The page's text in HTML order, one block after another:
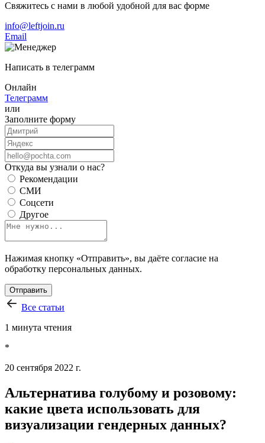
Свяжитесь с нами в любой удобной для вас форме
info@leftjoin.ru
Email
Написать в телеграмм
Онлайн
Телеграмм
или
Заполните форму
Откуда вы узнали о нас?
Рекомендации
СМИ
Соцсети
Другое
Нажимая кнопку «Отправить», вы даёте согласие на
обработку персональных данных.
Отправить
Все статьи
1 минута чтения
*
20 сентября 2022 г.
Альтернатива голубому и розовому:
какие цвета использовать для
визуализации гендерных данных?